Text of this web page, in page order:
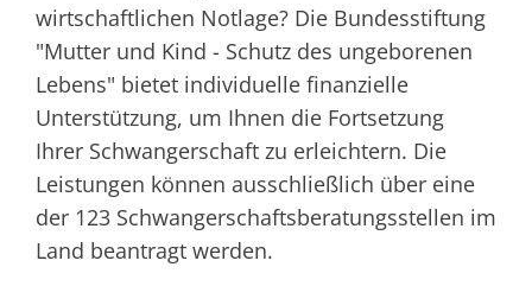
wirtschaftlichen Notlage? Die Bundesstiftung
"Mutter und Kind - Schutz des ungeborenen
Lebens" bietet individuelle finanzielle
Unterstützung, um Ihnen die Fortsetzung
Ihrer Schwangerschaft zu erleichtern. Die
Leistungen können ausschließlich über eine
der 123 Schwangerschaftsberatungsstellen im
Land beantragt werden.